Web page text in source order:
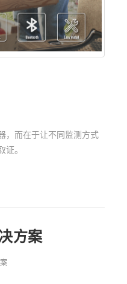
，而在于让不同监测方式
。
方案